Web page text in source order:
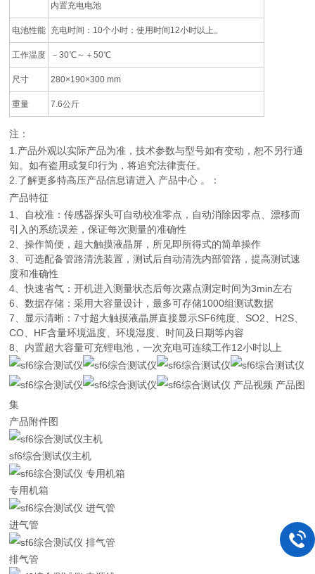
内置充电电池
电池性能 充电时间：10个小时；使用时间12小时以上。
工作温度 －30℃～＋50℃
尺寸 280×190×300 mm
重量 7.6公斤
注：
1.产品外观以实际产品为准，技术参数与型号如有变动，恕不另行通
知。如有盗用或复印行为，将追究法律责任。
2.了解更多特高压产品信息请进入 产品中心 。：
产品特征
1、自校准：传感器探头可自动校准零点，自动消除因零点、漂移而
引入的系统误差，保证每次测量的准确性
2、操作简便，超大触摸液晶屏，所见即所得式的简单操作
3、可选配备管路清洗装置，测试后自动清洗内部管路，提高测试速
度和准确性
4、快速省气：开机进入测量状态后每次露点测定时间为3min左右
6、数据存储：采用大容量设计，最多可存储1000组测试数据
7、显示清晰：7寸超大触摸液晶屏直接显示SF6纯度、SO2、H2S、
CO、HF含量环境温度、环境湿度、时间及日期等内容
8、内置超大容量可充锂电池，一次充电可连续工作12小时以上
产品视频 产品图
集
产品附件图
sf6综合测试仪主机
专用机箱
进气管
排气管